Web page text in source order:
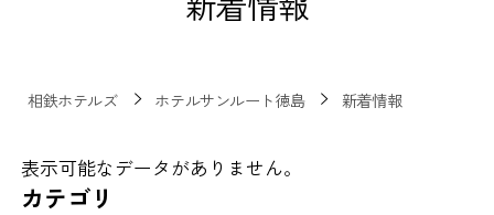
相鉄ホテルズ ホテルサンルート徳島 新着情報
表示可能なデータがありません。
カテゴリ